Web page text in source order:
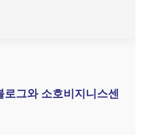
로그와 소호비지니스센